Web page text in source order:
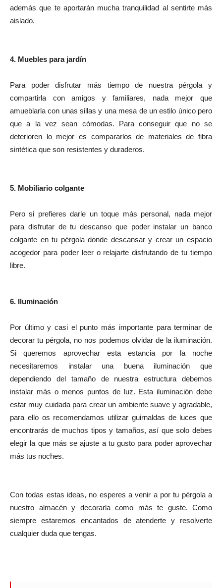
además que te aportarán mucha tranquilidad al sentirte más
aislado.
4. Muebles para jardín
Para poder disfrutar más tiempo de nuestra pérgola y
compartirla con amigos y familiares, nada mejor que
amueblarla con unas sillas y una mesa de un estilo único pero
que a la vez sean cómodas. Para conseguir que no se
deterioren lo mejor es compararlos de materiales de fibra
sintética que son resistentes y duraderos.
5. Mobiliario colgante
Pero si prefieres darle un toque más personal, nada mejor
para disfrutar de tu descanso que poder instalar un banco
colgante en tu pérgola donde descansar y crear un espacio
acogedor para poder leer o relajarte disfrutando de tu tiempo
libre.
6. Iluminación
Por último y casi el punto más importante para terminar de
decorar tu pérgola, no nos podemos olvidar de la iluminación.
Si queremos aprovechar esta estancia por la noche
necesitaremos instalar una buena iluminación que
dependiendo del tamaño de nuestra estructura debemos
instalar más o menos puntos de luz. Esta iluminación debe
estar muy cuidada para crear un ambiente suave y agradable,
para ello os recomendamos utilizar guirnaldas de luces que
encontrarás de muchos tipos y tamaños, así que solo debes
elegir la que más se ajuste a tu gusto para poder aprovechar
más tus noches.
Con todas estas ideas, no esperes a venir a por tu pérgola a
nuestro almacén y decorarla como más te guste. Como
siempre estaremos encantados de atenderte y resolverte
cualquier duda que tengas.